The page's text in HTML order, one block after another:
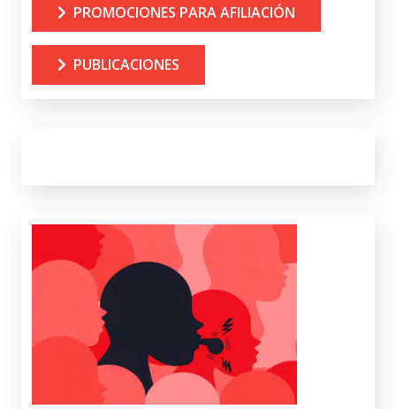
PROMOCIONES PARA AFILIACIÓN
PUBLICACIONES